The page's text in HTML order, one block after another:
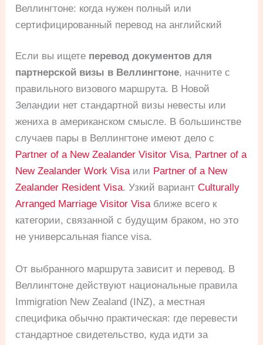
Веллингтоне: когда нужен полный или
сертифицированный перевод на английский
Если вы ищете перевод документов для
партнерской визы в Веллингтоне, начните с
правильного визового маршрута. В Новой
Зеландии нет стандартной визы невесты или
жениха в американском смысле. В большинстве
случаев пары в Веллингтоне имеют дело с
Partner of a New Zealander Visitor Visa, Partner of a
New Zealander Work Visaили Partner of a New
Zealander Resident Visa. Узкий вариантCulturally
Arranged Marriage Visitor Visaближе всего к
категории, связанной с будущим браком, но это
не универсальная fiance visa.
От выбранного маршрута зависит и перевод. В
Веллингтоне действуют национальные правила
Immigration New Zealand (INZ), а местная
специфика обычно практическая: где перевести
стандартное свидетельство, куда идти за